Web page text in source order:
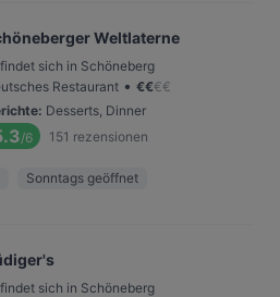
Weltlaterne
sich in Schöneberg
Restaurant • €€€€
: Desserts, Dinner
/6 151 rezensionen
Sonntags geöffnet
sich in Schöneberg